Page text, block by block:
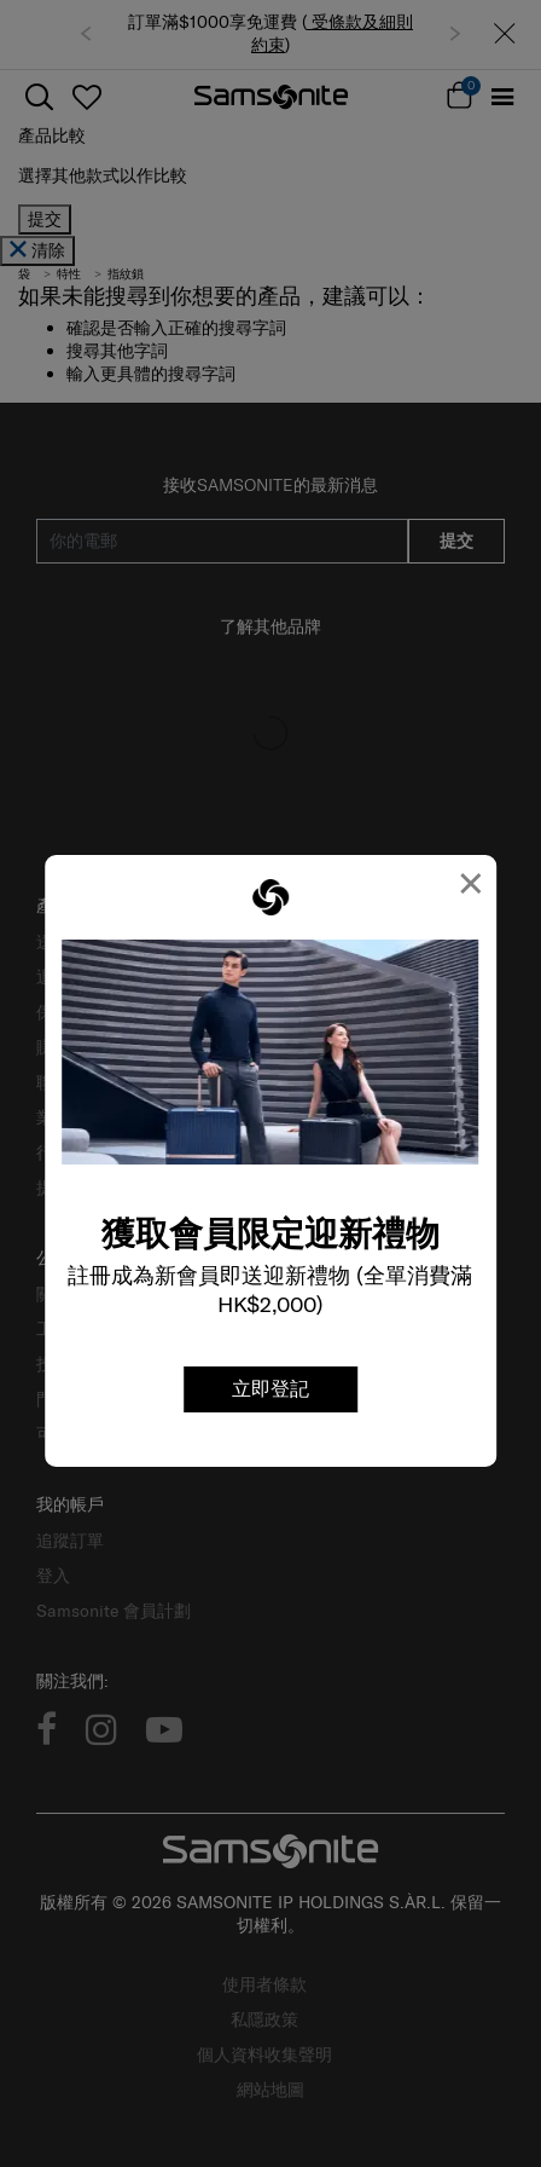
×
獲取會員限定迎新禮物
註冊成為新會員即送迎新禮物 (全單消費滿
HK$2,000)
立即登記
訂單滿$1000享免運費 ( 受條款及細則
約束)
0
產品比較
選擇其他款式以作比較
提交
清除
袋 特性 指紋鎖
如果未能搜尋到你想要的產品，建議可以：
確認是否輸入正確的搜尋字詞
搜尋其他字詞
輸入更具體的搜尋字詞
接收SAMSONITE的最新消息
提交
了解其他品牌
產品支援/常見問題
送貨安排
退貨與換貨
保修條款及細則
賺取「亞洲萬里通」條款
聯絡我們
業務諮詢
行李箱搜尋器
提防偽冒網站
公司資料
關於我們
工作機會
投資者關係
門市位置
可持續發展
我的帳戶
追蹤訂單
登入
Samsonite 會員計劃
關注我們:
版權所有 © 2026 SAMSONITE IP HOLDINGS S.ÀR.L. 保留一
切權利。
使用者條款
私隱政策
個人資料收集聲明
網站地圖